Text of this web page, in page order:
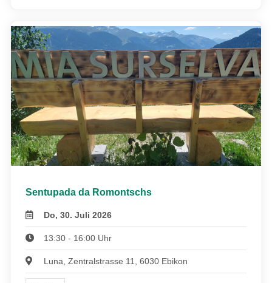
Sentupada da Romontschs
Do, 30. Juli 2026
13:30 - 16:00 Uhr
Luna, Zentralstrasse 11, 6030 Ebikon